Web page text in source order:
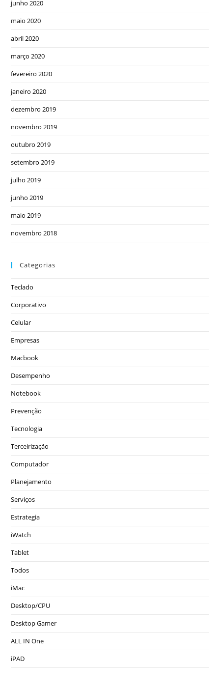
junho 2020
maio 2020
abril 2020
março 2020
fevereiro 2020
janeiro 2020
dezembro 2019
novembro 2019
outubro 2019
setembro 2019
julho 2019
junho 2019
maio 2019
novembro 2018
Categorias
Teclado
Corporativo
Celular
Empresas
Macbook
Desempenho
Notebook
Prevenção
Tecnologia
Terceirização
Computador
Planejamento
Serviços
Estrategia
iWatch
Tablet
Todos
iMac
Desktop/CPU
Desktop Gamer
ALL IN One
iPAD